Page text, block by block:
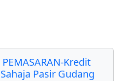
Kredit
Pasir Gudang